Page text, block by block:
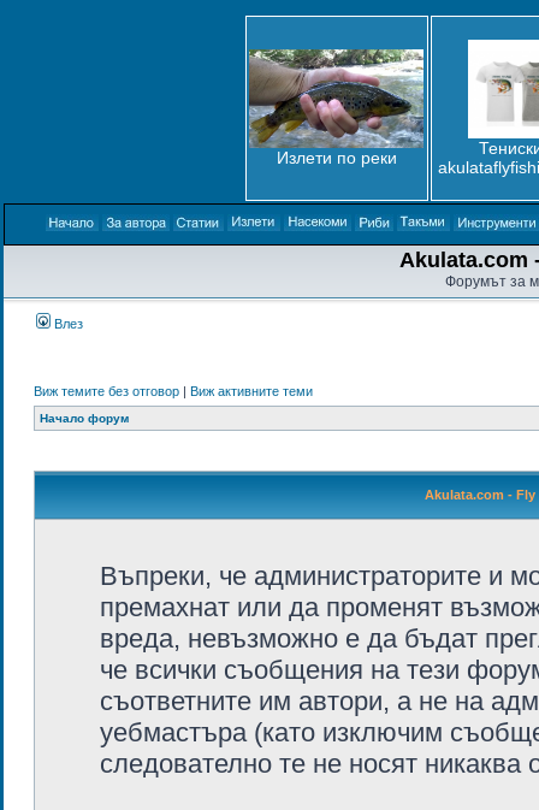
Излети по реки
Akulata.com
Форумът за
Влез
Виж темите без отговор| Виж активните теми
Начало форум
Akulata.com - Fly
Въпреки, че администраторите и
премахнат или да променят
вреда, невъзможно е да бъдат
че всички съобщения на тези
съответните им автори, а не на
уебмастъра (като изключим
следователно те не носят никаква